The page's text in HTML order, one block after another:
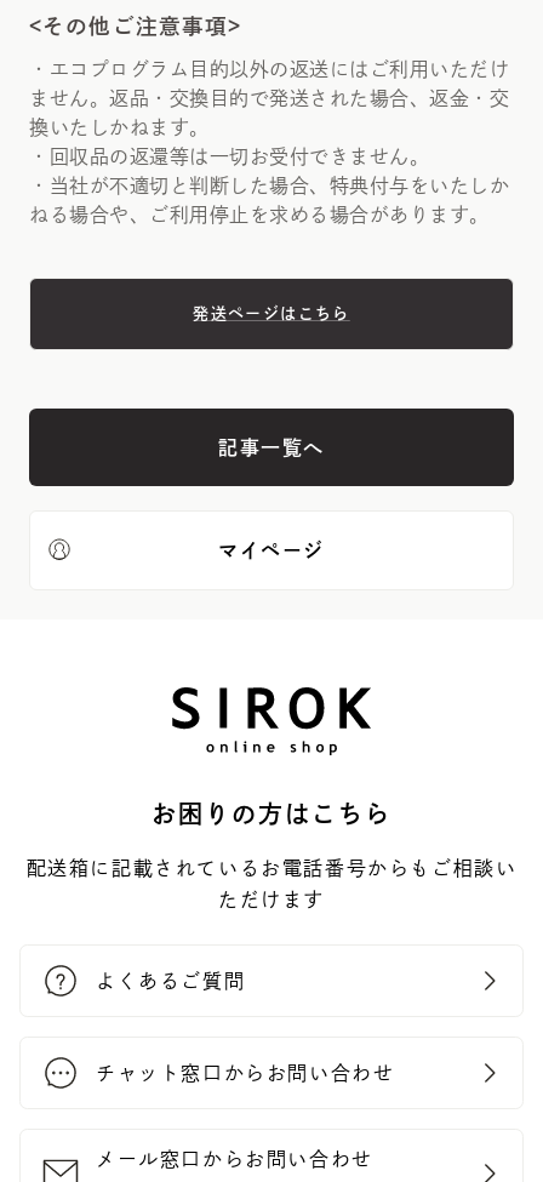
<その他ご注意事項>
・エコプログラム目的以外の返送にはご利用いただけ
ません。返品・交換目的で発送された場合、返金・交
換いたしかねます。
・回収品の返還等は一切お受付できません。
・当社が不適切と判断した場合、特典付与をいたしか
ねる場合や、ご利用停止を求める場合があります。
記事一覧へ
マイページ
お困りの方はこちら
配送箱に記載されているお電話番号からもご相談い
ただけます
よくあるご質問
チャット窓口からお問い合わせ
メール窓口からお問い合わせ